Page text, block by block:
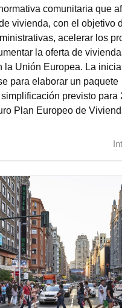
comunitaria que
vivienda, con el objetivo
acelerar los
la oferta de
la Unión Europea. La
para elaborar un paquete
previsto para
Plan Europeo de